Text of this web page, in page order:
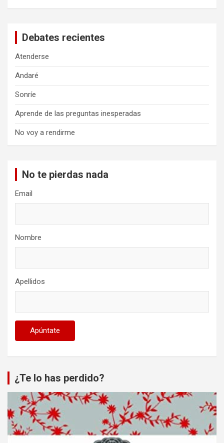
Debates recientes
Atenderse
Andaré
Sonríe
Aprende de las preguntas inesperadas
No voy a rendirme
No te pierdas nada
Email
Nombre
Apellidos
¿Te lo has perdido?